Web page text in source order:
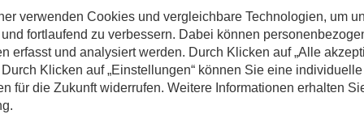
welche Touren, Termine und Angebote neu sind.
Rabatte und Vorabinfos zu unseren Wander-
zu Themen wie Höhenangst-Training,
und Produkttipps unserer Berg- und
möglich – aber wir sind sicher, du willst bleiben 😉
verwenden Cookies und vergleichbare Technologien, um
fortlaufend zu verbessern. Dabei können
erfasst und analysiert werden. Durch Klicken auf „Alle
Klicken auf „Einstellungen“ können Sie eine
für die Zukunft widerrufen. Weitere Informationen erhalten